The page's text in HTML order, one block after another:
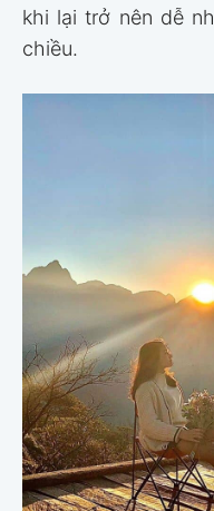
khi lại trở nên dễ
chiều.